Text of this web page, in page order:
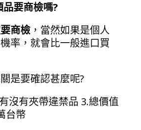
要商檢嗎?
商檢，當然如果是個人
率，就會比一般進口買
是要確認甚麼呢?
沒有夾帶違禁品 3.總價值
台幣